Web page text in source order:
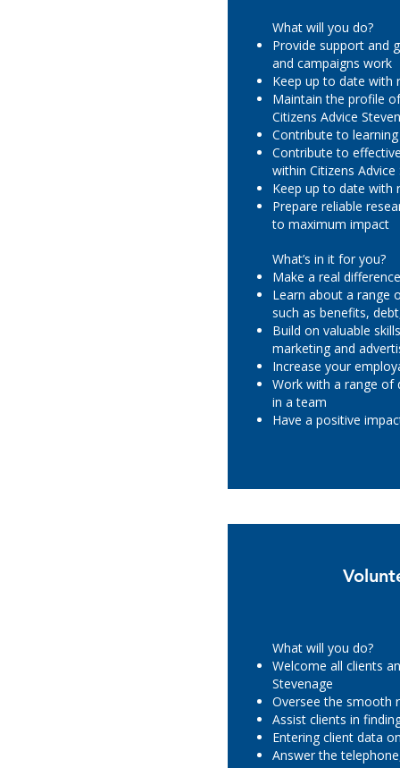
What will you do?
Provide support and
and campaigns work
Keep up to date with
Maintain the profile
Citizens Advice
Contribute to
Contribute to
within Citizens Advice
Keep up to date with
Prepare reliable
to maximum impact
What’s in it for you?
Make a real
Learn about a range
such as benefits,
Build on valuable
marketing and
Increase your
Work with a range of
in a team
Have a positive
What will you do?
Welcome all clients
Stevenage
Oversee the smooth
Assist clients in
Entering client data
Answer the